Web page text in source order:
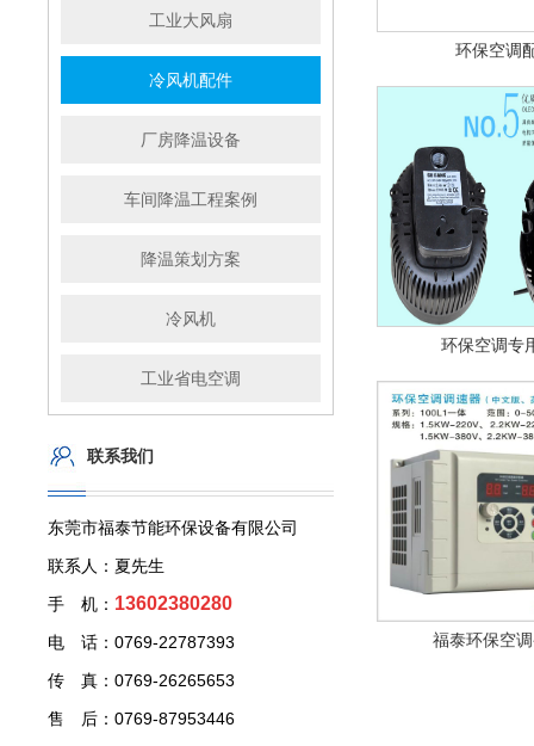
工业大风扇
冷风机配件
厂房降温设备
车间降温工程案例
降温策划方案
冷风机
工业省电空调
联系我们
东莞市福泰节能环保设备有限公司
联系人：夏先生
手 机： 13602380280
电 话：0769-22787393
传 真：0769-26265653
售 后：0769-87953446
环保空调
环保空调专
福泰环保空